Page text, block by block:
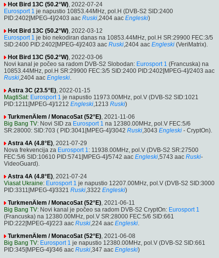
Hot Bird 13C (50.2°W) , 2022-07-24
Eurosport 1 je napustio 10853.44MHz, pol.H (DVB-S2 SID:2400
PID:2402[MPEG-4]/2403 aac Ruski ,2404 aac Engleski)
Hot Bird 13C (50.2°W) , 2022-03-12
Eurosport 1 je bio nekodiran danas na 10853.44MHz, pol.H SR:29900 FEC:3/5
SID:2400 PID:2402[MPEG-4]/2403 aac Ruski ,2404 aac Engleski (VeriMatrix).
Hot Bird 13C (50.2°W) , 2022-03-06
Novi kanal je počeo sa radom DVB-S2 Slobodan: Eurosport 1 (Francuska) na
10853.44MHz, pol.H SR:29900 FEC:3/5 SID:2400 PID:2402[MPEG-4]/2403 aac
Ruski ,2404 aac Engleski
Astra 3C (23.5°E) , 2022-01-15
MagtiSat: Eurosport 1 je napustio 11973.00MHz, pol.V (DVB-S2 SID:1021
PID:1211[MPEG-4]/1212 Engleski ,1213 Ruski)
TurkmenÄlem / MonacoSat (52°E) , 2021-11-06
Big Bang TV: Novi SID za Eurosport 1 na 12380.00MHz, pol.V FEC:5/6
SR:28000: SID:703 ( PID:3041[MPEG-4]/3042 Ruski ,3043 Engleski - CryptOn).
Astra 4A (4.8°E) , 2021-07-29
Nova frekvencija za Eurosport 1 : 11938.00MHz, pol.V (DVB-S2 SR:27500
FEC:5/6 SID:10610 PID:5741[MPEG-4]/5742 aac Engleski ,5743 aac Ruski-
VideoGuard).
Astra 4A (4.8°E) , 2021-07-24
Viasat Ukraine: Eurosport 1 je napustio 12207.00MHz, pol.V (DVB-S2 SID:3000
PID:3311[MPEG-4]/3321 Ruski ,3322 Engleski)
TurkmenÄlem / MonacoSat (52°E) , 2021-06-11
Big Bang TV: Novi kanal je počeo sa radom DVB-S2 CryptOn: Eurosport 1
(Francuska) na 12380.00MHz, pol.V SR:28000 FEC:5/6 SID:661
PID:222[MPEG-4]/223 aac Ruski ,224 aac Engleski
TurkmenÄlem / MonacoSat (52°E) , 2021-06-08
Big Bang TV: Eurosport 1 je napustio 12380.00MHz, pol.V (DVB-S2 SID:661
PID:345[MPEG-4]/346 aac Ruski ,347 aac Engleski)